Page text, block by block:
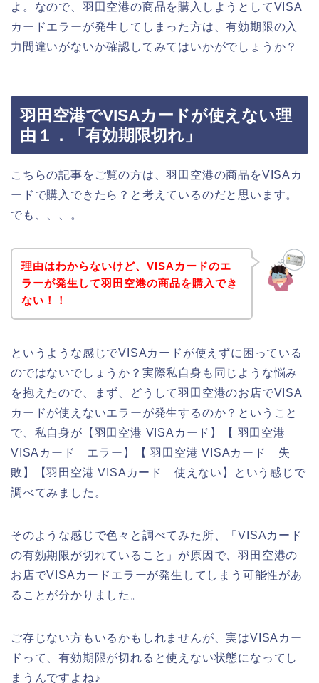
よ。なので、羽田空港の商品を購入しようとしてVISA
カードエラーが発生してしまった方は、有効期限の入
力間違いがないか確認してみてはいかがでしょうか？
羽田空港でVISAカードが使えない理
由１．「有効期限切れ」
こちらの記事をご覧の方は、羽田空港の商品をVISAカ
ードで購入できたら？と考えているのだと思います。
でも、、、。
理由はわからないけど、VISAカードのエ
ラーが発生して羽田空港の商品を購入でき
ない！！
というような感じでVISAカードが使えずに困っている
のではないでしょうか？実際私自身も同じような悩み
を抱えたので、まず、どうして羽田空港のお店でVISA
カードが使えないエラーが発生するのか？ということ
で、私自身が【羽田空港 VISAカード】【 羽田空港
VISAカード エラー】【 羽田空港 VISAカード 失
敗】【羽田空港 VISAカード 使えない】という感じで
調べてみました。
そのような感じで色々と調べてみた所、「VISAカード
の有効期限が切れていること」が原因で、羽田空港の
お店でVISAカードエラーが発生してしまう可能性があ
ることが分かりました。
ご存じない方もいるかもしれませんが、実はVISAカー
ドって、有効期限が切れると使えない状態になってし
まうんですよね♪